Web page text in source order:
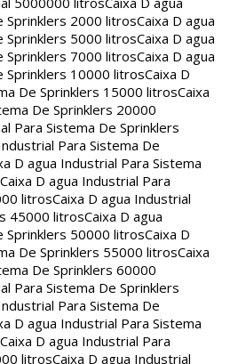
Sprinklers 2000 litrosCaixa D agua
Sprinklers 5000 litrosCaixa D agua
Sprinklers 7000 litrosCaixa D agua
Sprinklers 10000 litrosCaixa D
De Sprinklers 15000 litrosCaixa
De Sprinklers 20000
Para Sistema De Sprinklers
Para Sistema De
D agua Industrial Para Sistema
Caixa D agua Industrial Para
litrosCaixa D agua Industrial
45000 litrosCaixa D agua
Sprinklers 50000 litrosCaixa D
De Sprinklers 55000 litrosCaixa
De Sprinklers 60000
Para Sistema De Sprinklers
Para Sistema De
D agua Industrial Para Sistema
Caixa D agua Industrial Para
litrosCaixa D agua Industrial